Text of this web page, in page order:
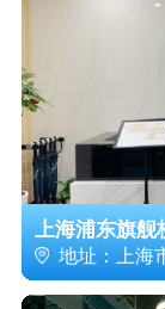
上海浦东旗舰
地址：上海